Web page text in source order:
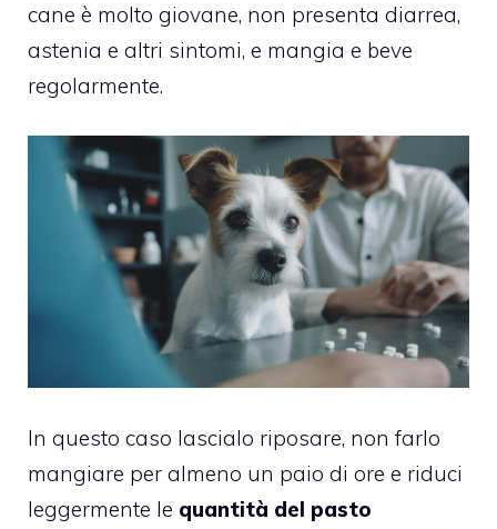
cane è molto giovane, non presenta diarrea,
astenia e altri sintomi, e mangia e beve
regolarmente.
In questo caso lascialo riposare, non farlo
mangiare per almeno un paio di ore e riduci
leggermente le quantità del pasto